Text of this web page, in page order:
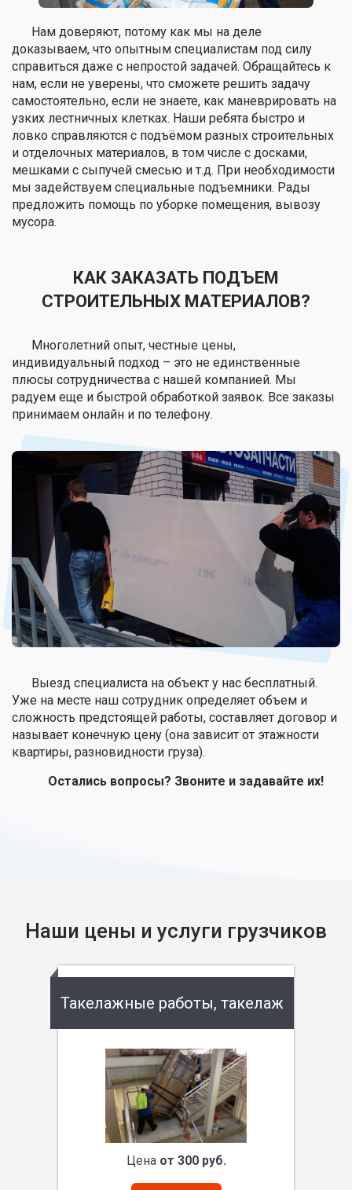
Нам доверяют, потому как мы на деле
доказываем, что опытным специалистам под силу
справиться даже с непростой задачей. Обращайтесь к
нам, если не уверены, что сможете решить задачу
самостоятельно, если не знаете, как маневрировать на
узких лестничных клетках. Наши ребята быстро и
ловко справляются с подъёмом разных строительных
и отделочных материалов, в том числе с досками,
мешками с сыпучей смесью и т.д. При необходимости
мы задействуем специальные подъемники. Рады
предложить помощь по уборке помещения, вывозу
мусора.
КАК ЗАКАЗАТЬ ПОДЪЕМ
СТРОИТЕЛЬНЫХ МАТЕРИАЛОВ?
Многолетний опыт, честные цены,
индивидуальный подход – это не единственные
плюсы сотрудничества с нашей компанией. Мы
радуем еще и быстрой обработкой заявок. Все заказы
принимаем онлайн и по телефону.
Выезд специалиста на объект у нас бесплатный.
Уже на месте наш сотрудник определяет объем и
сложность предстоящей работы, составляет договор и
называет конечную цену (она зависит от этажности
квартиры, разновидности груза).
Остались вопросы? Звоните и задавайте их!
Наши цены и услуги грузчиков
Такелажные работы, такелаж
Цена от 300 руб.